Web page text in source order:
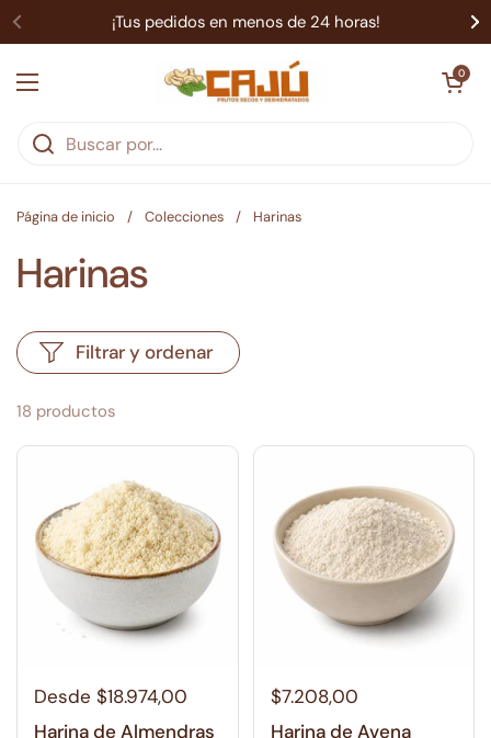
Ir al contenido ¡Tus pedidos en menos de 24 horas!
Abrir menú
Abrir carrito
0
Página de inicio / Colecciones / Harinas
Harinas
18 productos
Filtrar y ordenar
Desde $18.974,00
Harina de Almendras
$7.208,00
Harina de Avena